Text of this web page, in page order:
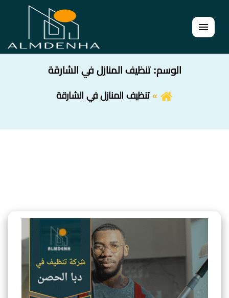
القائمة
الوسم:تنظيف المنازل في الشارقة
تنظيف المنازل في الشارقة